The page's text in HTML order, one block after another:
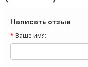
Написать отзыв
Ваше имя: